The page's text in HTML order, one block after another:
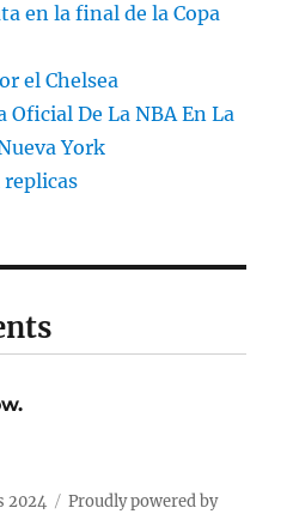
en la final de la Copa
el Chelsea
Oficial De La NBA En La
York
2024 Proudly powered by